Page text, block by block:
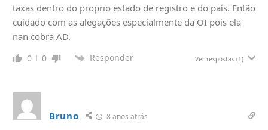
taxas dentro do proprio estado de registro e do país. Então
cuidado com as alegações especialmente da OI pois ela
nan cobra AD.
0 0 Responder Ver respostas (1)
Bruno 8 anos atrás